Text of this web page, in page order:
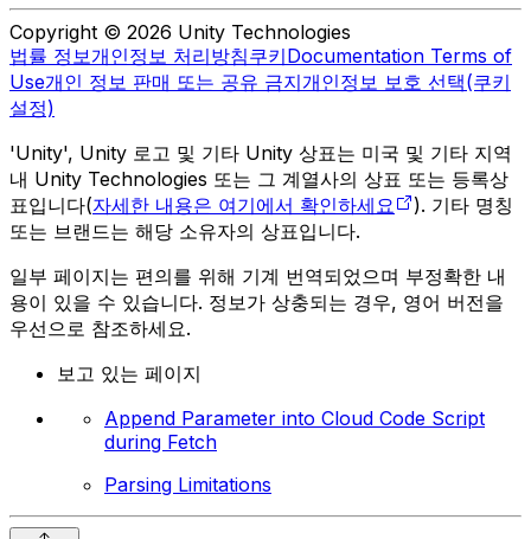
Copyright © 2026 Unity Technologies
법률 정보개인정보 처리방침쿠키Documentation Terms of
Use개인 정보 판매 또는 공유 금지개인정보 보호 선택(쿠키
설정)
'Unity', Unity 로고 및 기타 Unity 상표는 미국 및 기타 지역
내 Unity Technologies 또는 그 계열사의 상표 또는 등록상
표입니다(자세한 내용은 여기에서 확인하세요
). 기타 명칭
또는 브랜드는 해당 소유자의 상표입니다.
일부 페이지는 편의를 위해 기계 번역되었으며 부정확한 내
용이 있을 수 있습니다. 정보가 상충되는 경우, 영어 버전을
우선으로 참조하세요.
보고 있는 페이지
Append Parameter into Cloud Code Script
during Fetch
Parsing Limitations